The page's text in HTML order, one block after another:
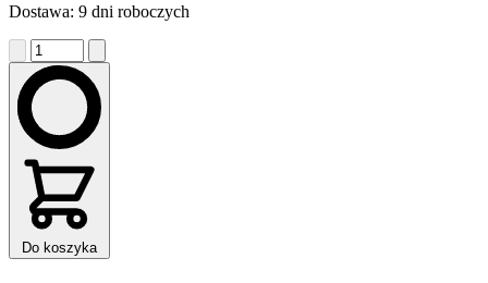
Dostawa: 9 dni roboczych
Do koszyka